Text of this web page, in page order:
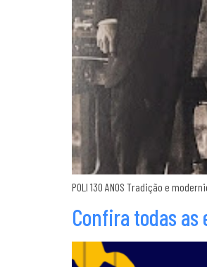
POLI 130 ANOS Tradição e
Confira todas as